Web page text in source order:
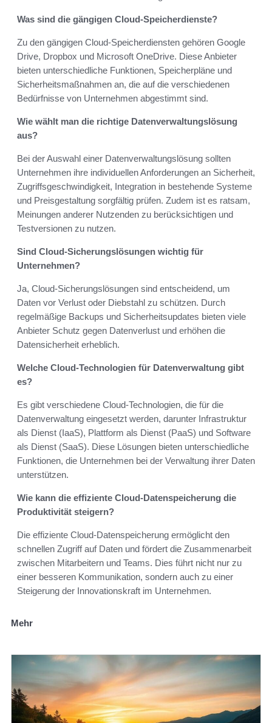
Was sind die gängigen Cloud-Speicherdienste?
Zu den gängigen Cloud-Speicherdiensten gehören Google
Drive, Dropbox und Microsoft OneDrive. Diese Anbieter
bieten unterschiedliche Funktionen, Speicherpläne und
Sicherheitsmaßnahmen an, die auf die verschiedenen
Bedürfnisse von Unternehmen abgestimmt sind.
Wie wählt man die richtige Datenverwaltungslösung
aus?
Bei der Auswahl einer Datenverwaltungslösung sollten
Unternehmen ihre individuellen Anforderungen an Sicherheit,
Zugriffsgeschwindigkeit, Integration in bestehende Systeme
und Preisgestaltung sorgfältig prüfen. Zudem ist es ratsam,
Meinungen anderer Nutzenden zu berücksichtigen und
Testversionen zu nutzen.
Sind Cloud-Sicherungslösungen wichtig für
Unternehmen?
Ja, Cloud-Sicherungslösungen sind entscheidend, um
Daten vor Verlust oder Diebstahl zu schützen. Durch
regelmäßige Backups und Sicherheitsupdates bieten viele
Anbieter Schutz gegen Datenverlust und erhöhen die
Datensicherheit erheblich.
Welche Cloud-Technologien für Datenverwaltung gibt
es?
Es gibt verschiedene Cloud-Technologien, die für die
Datenverwaltung eingesetzt werden, darunter Infrastruktur
als Dienst (IaaS), Plattform als Dienst (PaaS) und Software
als Dienst (SaaS). Diese Lösungen bieten unterschiedliche
Funktionen, die Unternehmen bei der Verwaltung ihrer Daten
unterstützen.
Wie kann die effiziente Cloud-Datenspeicherung die
Produktivität steigern?
Die effiziente Cloud-Datenspeicherung ermöglicht den
schnellen Zugriff auf Daten und fördert die Zusammenarbeit
zwischen Mitarbeitern und Teams. Dies führt nicht nur zu
einer besseren Kommunikation, sondern auch zu einer
Steigerung der Innovationskraft im Unternehmen.
Mehr